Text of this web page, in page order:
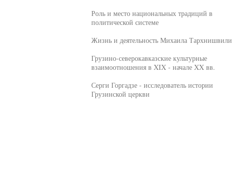
Роль и место национальных традиций в
политической системе
Жизнь и деятельность Михаила Тархнишвили
Грузино-северокавказские культурные
взаимоотношения в XIX - начале XX вв.
Серги Горгадзе - исследователь истории
Грузинской церкви